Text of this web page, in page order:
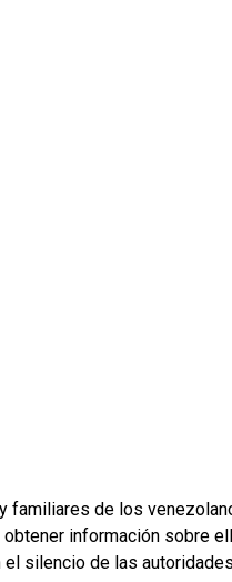
familiares de los
información sobre
el silencio de las